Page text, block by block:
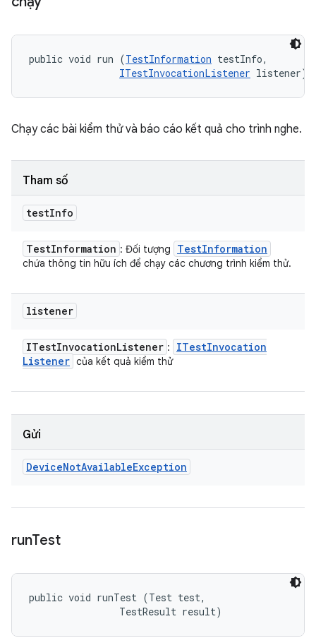
public void run (TestInformation testInfo,
ITestInvocationListener listener)
Chạy các bài kiểm thử và báo cáo kết quả cho trình nghe.
Tham số
testInfo
TestInformation : Đối tượng TestInformation
chứa thông tin hữu ích để chạy các chương trình kiểm thử.
listener
ITestInvocationListener : ITestInvocation
Listener của kết quả kiểm thử
Gửi
DeviceNotAvailableException
runTest
public void runTest (Test test,
                TestResult result)